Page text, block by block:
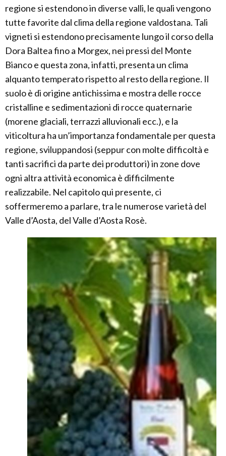
regione si estendono in diverse valli, le quali vengono
tutte favorite dal clima della regione valdostana. Tali
vigneti si estendono precisamente lungo il corso della
Dora Baltea fino a Morgex, nei pressi del Monte
Bianco e questa zona, infatti, presenta un clima
alquanto temperato rispetto al resto della regione. Il
suolo è di origine antichissima e mostra delle rocce
cristalline e sedimentazioni di rocce quaternarie
(morene glaciali, terrazzi alluvionali ecc.), e la
viticoltura ha un’importanza fondamentale per questa
regione, sviluppandosi (seppur con molte difficoltà e
tanti sacrifici da parte dei produttori) in zone dove
ogni altra attività economica è difficilmente
realizzabile. Nel capitolo qui presente, ci
soffermeremo a parlare, tra le numerose varietà del
Valle d’Aosta, del Valle d’Aosta Rosè.